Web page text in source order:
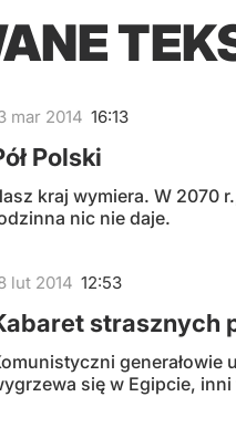
Polski
kraj wymiera. W 2070
nic nie daje.
mar 2014 16:13
strasznych
generałowie
się w Egipcie,
lut 2014 12:53